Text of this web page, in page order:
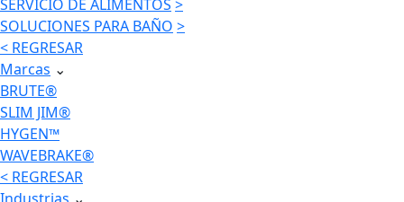
SERVICIO DE ALIMENTOS >
SOLUCIONES PARA BAÑO >
< REGRESAR
Marcas ⌄
BRUTE®
SLIM JIM®
HYGEN™
WAVEBRAKE®
< REGRESAR